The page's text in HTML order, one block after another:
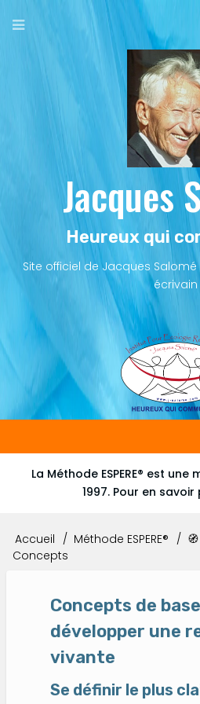
au
Jacques
Heureux qui
Site officiel de Jacques
écrivain
Main
navigation
La Méthode ESPERE® est
1997. Pour en savoir
FilAccueil Méthode ESPERE®
Concepts
Concepts de
développer une
vivante
Se définir le plus